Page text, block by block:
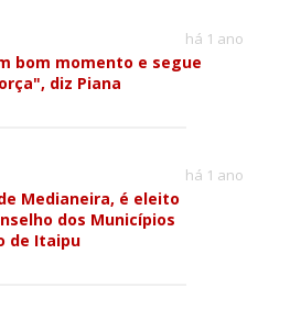
há 1 ano
bom momento e segue
diz Piana
há 1 ano
Medianeira, é eleito
dos Municípios
de Itaipu